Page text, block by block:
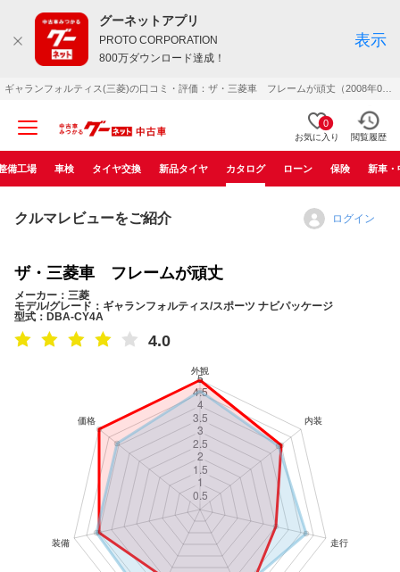
グーネットアプリ
PROTO CORPORATION
800万ダウンロード達成！
表示
0
お気に入り 閲覧履歴
備工場 車検 タイヤ交換 新品タイヤ カタログ ローン 保険 新車・
クルマレビューをご紹介 ログイン
ザ・三菱車 フレームが頑丈
メーカー：三菱
モデル/グレード：ギャランフォルティス/スポーツ ナビパッケージ
型式：DBA-CY4A
4.0